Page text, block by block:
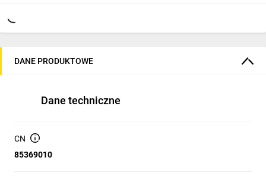
DANE PRODUKTOWE
Dane techniczne
CN
85369010